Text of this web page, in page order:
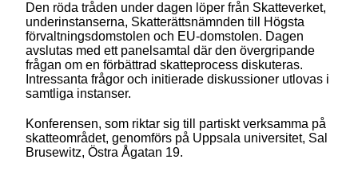
Den röda tråden under dagen löper från Skatteverket,
underinstanserna, Skatterättsnämnden till Högsta
förvaltningsdomstolen och EU-domstolen. Dagen
avslutas med ett panelsamtal där den övergripande
frågan om en förbättrad skatteprocess diskuteras.
Intressanta frågor och initierade diskussioner utlovas i
samtliga instanser.
Konferensen, som riktar sig till partiskt verksamma på
skatteområdet, genomförs på Uppsala universitet, Sal
Brusewitz, Östra Ågatan 19.